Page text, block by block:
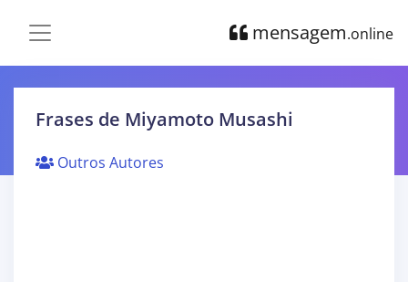
mensagem.online
Frases de Miyamoto Musashi
Outros Autores